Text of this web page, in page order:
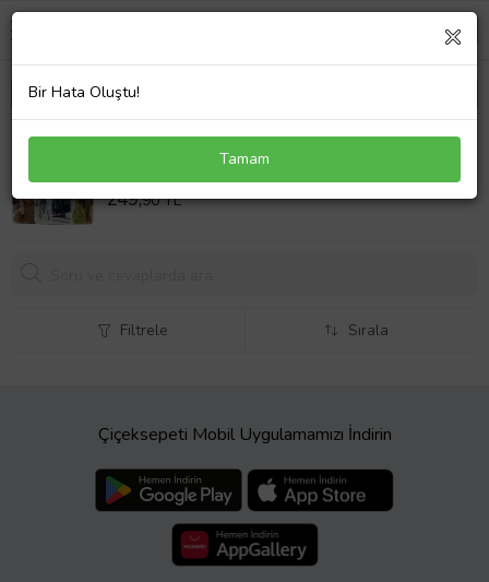
Camon 20 Pro 4G Kılıf Resimli Fotoğraflı Hediyelik
Tasarım Silikon Kişiye Özel
Sepet Fiyatı
249,90 TL
Filtrele Sırala
Çiçeksepeti Mobil Uygulamamızı İndirin
Bir Hata Oluştu!
Tamam